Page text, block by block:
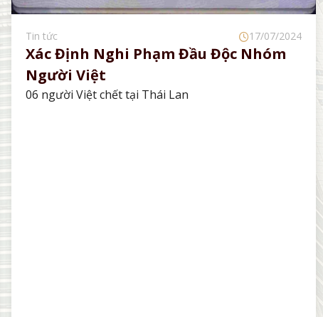
Tin tức 17/07/2024
Xác Định Nghi Phạm Đầu Độc Nhóm
Người Việt
06 người Việt chết tại Thái Lan